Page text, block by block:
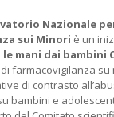
Nazionale
sui Minori è un
le mani dai bambini
farmacovigilanza su
di contrasto
bambini e